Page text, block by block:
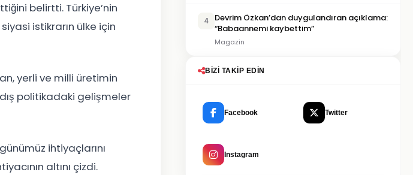
belirtti. Türkiye’nin
istikrarın ülke için
yerli ve milli üretimin
dış politikadaki gelişmeler
ihtiyaçlarını
altını çizdi.
4
Devrim Özkan’dan duygulandıran açıklama:
“Babaannemi kaybettim”
Magazin
BIZI TAKIP EDIN
Facebook Twitter
Instagram